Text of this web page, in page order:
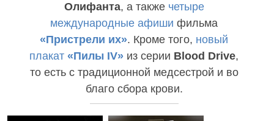
Олифанта, а также четыре
международные афиши фильма
«Пристрели их». Кроме того, новый
плакат «Пилы IV» из серии Blood Drive,
то есть с традиционной медсестрой и во
благо сбора крови.